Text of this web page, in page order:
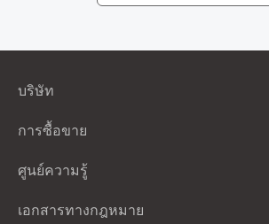
เริ่มทำกำไรได้ อย่างไรก็ตาม ปริมาณการซื้อยั
NASDAQ 100 -0.34%
เป็นอีกวันที่น่าสนใจเป็นอย่างมากที่เหล่าเทรด
สิ่งอื่นใด ในช่วงวันซื้อขายของเมื่อวาน หุ้นปรั
ความกลัวว่าเศรษฐกิจจะถดถอยซึ่งแสดงโดย
เป็นไปได้ในอัตราดอกเบี้ย 75 จุด ที่เพิ่มขึ้นโดย
บริษัท
เกี่ยวกับเรา
Telegram
การซื้อขาย
ประเภทบัญชี
วันที่ Rollover
ศูนย์ความรู้
เอกสารทางกฎหมาย